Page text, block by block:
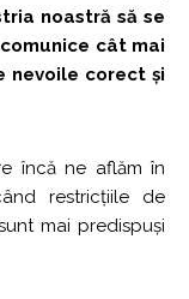
noastră să se
cât mai
nevoile corect și
încă ne aflăm în
restricțiile de
mai predispuși